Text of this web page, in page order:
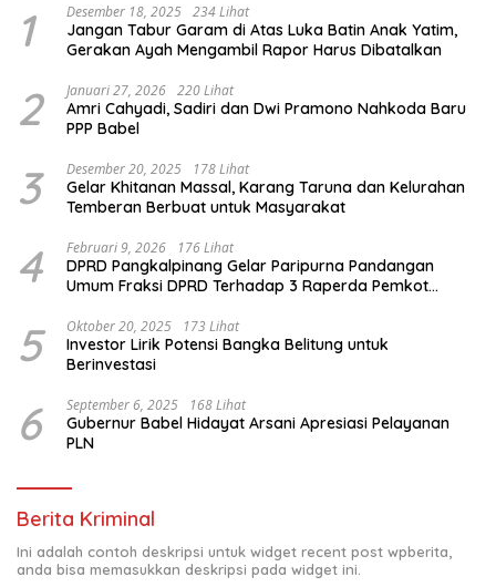
1 Desember 18, 2025 234 Lihat
Jangan Tabur Garam di Atas Luka Batin Anak Yatim,
Gerakan Ayah Mengambil Rapor Harus Dibatalkan
2 Januari 27, 2026 220 Lihat
Amri Cahyadi, Sadiri dan Dwi Pramono Nahkoda Baru
PPP Babel
3 Desember 20, 2025 178 Lihat
Gelar Khitanan Massal, Karang Taruna dan Kelurahan
Temberan Berbuat untuk Masyarakat
4 Februari 9, 2026 176 Lihat
DPRD Pangkalpinang Gelar Paripurna Pandangan
Umum Fraksi DPRD Terhadap 3 Raperda Pemkot
5 Oktober 20, 2025 173 Lihat
Investor Lirik Potensi Bangka Belitung untuk
Berinvestasi
6 September 6, 2025 168 Lihat
Gubernur Babel Hidayat Arsani Apresiasi Pelayanan
PLN
Berita Kriminal
Ini adalah contoh deskripsi untuk widget recent post wpberita,
anda bisa memasukkan deskripsi pada widget ini.